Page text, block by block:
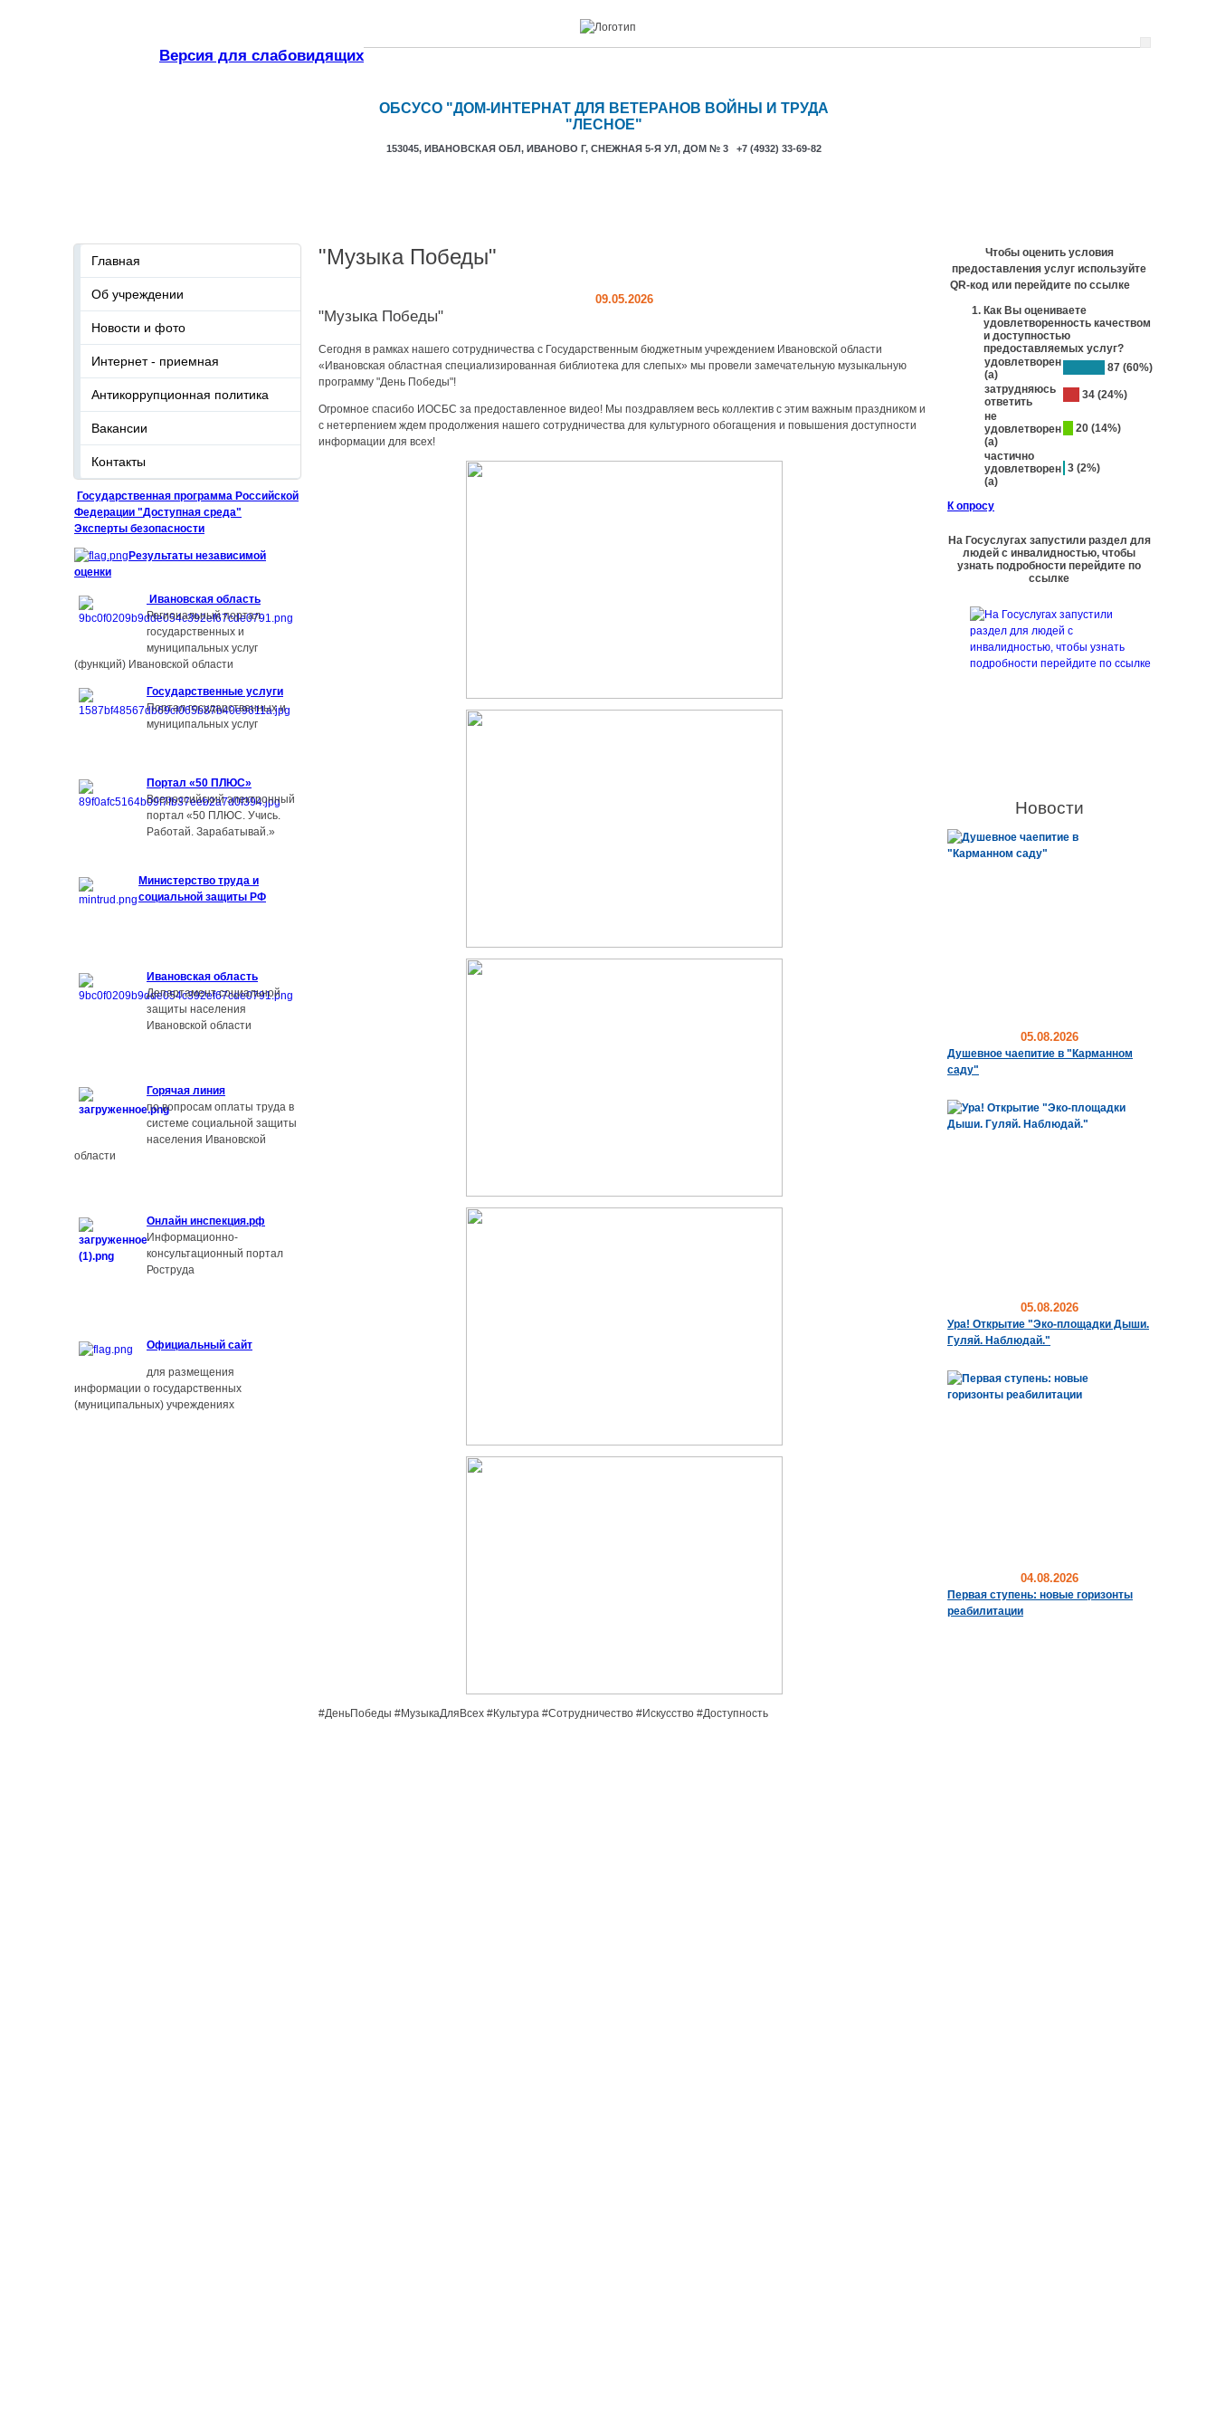
Версия для слабовидящих
ОБСУСО "ДОМ-ИНТЕРНАТ ДЛЯ ВЕТЕРАНОВ ВОЙНЫ И ТРУДА
"ЛЕСНОЕ"
153045, ИВАНОВСКАЯ ОБЛ, ИВАНОВО Г, СНЕЖНАЯ 5-Я УЛ, ДОМ № 3 +7 (4932) 33-69-82
"Музыка Победы"
09.05.2026
"Музыка Победы"
Сегодня в рамках нашего сотрудничества с Государственным бюджетным учреждением Ивановской области
«Ивановская областная специализированная библиотека для слепых» мы провели замечательную музыкальную
программу "День Победы"!
Огромное спасибо ИОСБС за предоставленное видео! Мы поздравляем весь коллектив с этим важным праздником и
с нетерпением ждем продолжения нашего сотрудничества для культурного обогащения и повышения доступности
информации для всех!
#ДеньПобеды #МузыкаДляВсех #Культура #Сотрудничество #Искусство #Доступность
Главная
Об учреждении
Новости и фото
Интернет - приемная
Антикоррупционная политика
Вакансии
Контакты
Государственная программа Российской
Федерации "Доступная среда"
Эксперты безопасности
Результаты независимой
оценки
Ивановская область
Региональный портал
государственных и
муниципальных услуг
(функций) Ивановской области
Государственные услуги
Портал государственных и
муниципальных услуг
Портал «50 ПЛЮС»
Всероссийский электронный
портал «50 ПЛЮС. Учись.
Работай. Зарабатывай.»
Министерство труда и
социальной защиты РФ
Ивановская область
Департамент социальной
защиты населения
Ивановской области
Горячая линия
по вопросам оплаты труда в
системе социальной защиты
населения Ивановской
области
Онлайн инспекция.рф
Информационно-
консультационный портал
Роструда
Официальный сайт
для размещения
информации о государственных
(муниципальных) учреждениях
Чтобы оценить условия
предоставления услуг используйте
QR-код или перейдите по ссылке
Как Вы оцениваете
удовлетворенность качеством
и доступностью
предоставляемых услуг?
удовлетворен
(а)
87 (60%)
затрудняюсь
ответить
34 (24%)
не
удовлетворен
(а)
20 (14%)
частично
удовлетворен
(а)
3 (2%)
К опросу
На Госуслугах запустили раздел для
людей с инвалидностью, чтобы
узнать подробности перейдите по
ссылке
Новости
05.08.2026
Душевное чаепитие в "Карманном
саду"
05.08.2026
Ура! Открытие "Эко-площадки Дыши.
Гуляй. Наблюдай."
04.08.2026
Первая ступень: новые горизонты
реабилитации